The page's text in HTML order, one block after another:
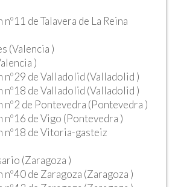
de Talavera de La Reina
(Valencia )
)
de Valladolid (Valladolid )
de Valladolid (Valladolid )
de Pontevedra (Pontevedra )
de Vigo (Pontevedra )
nº18 de Vitoria-gasteiz
(Zaragoza )
de Zaragoza (Zaragoza )